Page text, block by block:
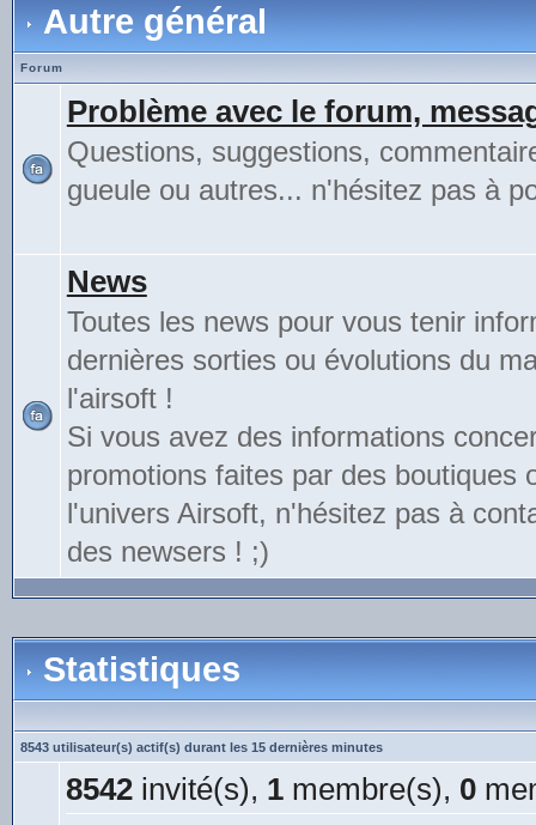
Autre général
Forum
Problème avec le forum,
Questions, suggestions,
gueule ou autres... n'hésitez pas à
News
Toutes les news pour vous tenir
dernières sorties ou évolutions du
l'airsoft !
Si vous avez des informations
promotions faites par des boutiques
l'univers Airsoft, n'hésitez pas à
des newsers ! ;)
Statistiques
8543 utilisateur(s) actif(s) durant les 15 dernières minutes
8542invité(s), 1membre(s), 0